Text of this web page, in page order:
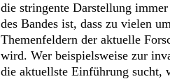
die stringente Darstellung
des Bandes ist, dass zu vielen
Themenfeldern der aktuelle
wird. Wer beispielsweise zur
die aktuellste Einführung sucht,